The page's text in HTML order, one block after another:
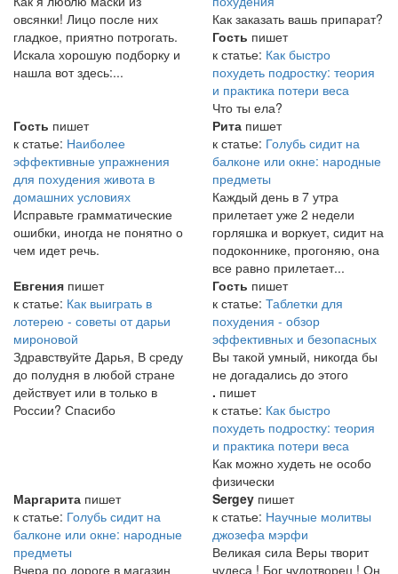
овсянки! Лицо после них
гладкое, приятно потрогать.
Искала хорошую подборку и
нашла вот здесь:...
Как заказать вашь припарат?
Гость пишет
к статье: Как быстро
похудеть подростку: теория
и практика потери веса
Что ты ела?
Гость пишет
к статье: Наиболее
эффективные упражнения
для похудения живота в
домашних условиях
Исправьте грамматические
ошибки, иногда не понятно о
чем идет речь.
Рита пишет
к статье: Голубь сидит на
балконе или окне: народные
предметы
Каждый день в 7 утра
прилетает уже 2 недели
горляшка и воркует, сидит на
подоконнике, прогоняю, она
все равно прилетает...
Евгения пишет
к статье: Как выиграть в
лотерею - советы от дарьи
мироновой
Здравствуйте Дарья, В среду
до полудня в любой стране
действует или в только в
России? Спасибо
Гость пишет
к статье: Таблетки для
похудения - обзор
эффективных и безопасных
Вы такой умный, никогда бы
не догадались до этого
. пишет
к статье: Как быстро
похудеть подростку: теория
и практика потери веса
Как можно худеть не особо
физически
Маргарита пишет
к статье: Голубь сидит на
балконе или окне: народные
предметы
Вчера по дороге в магазин
Sergey пишет
к статье: Научные молитвы
джозефа мэрфи
Великая сила Веры творит
чудеса ! Бог чудотворец ! Он